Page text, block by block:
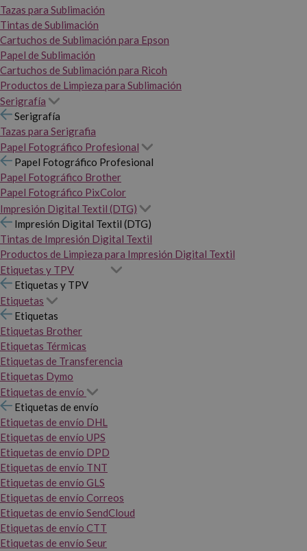
Tazas para Sublimación
Tintas de Sublimación
Cartuchos de Sublimación para Epson
Papel de Sublimación
Cartuchos de Sublimación para Ricoh
Productos de Limpieza para Sublimación
Serigrafía
Serigrafía
Tazas para Serigrafia
Papel Fotográfico Profesional
Papel Fotográfico Profesional
Papel Fotográfico Brother
Papel Fotográfico PixColor
Impresión Digital Textil (DTG)
Impresión Digital Textil (DTG)
Tintas de Impresión Digital Textil
Productos de Limpieza para Impresión Digital Textil
Etiquetas y TPV
Etiquetas y TPV
Etiquetas
Etiquetas
Etiquetas Brother
Etiquetas Térmicas
Etiquetas de Transferencia
Etiquetas Dymo
Etiquetas de envío
Etiquetas de envío
Etiquetas de envío DHL
Etiquetas de envío UPS
Etiquetas de envío DPD
Etiquetas de envío TNT
Etiquetas de envío GLS
Etiquetas de envío Correos
Etiquetas de envío SendCloud
Etiquetas de envío CTT
Etiquetas de envío Seur